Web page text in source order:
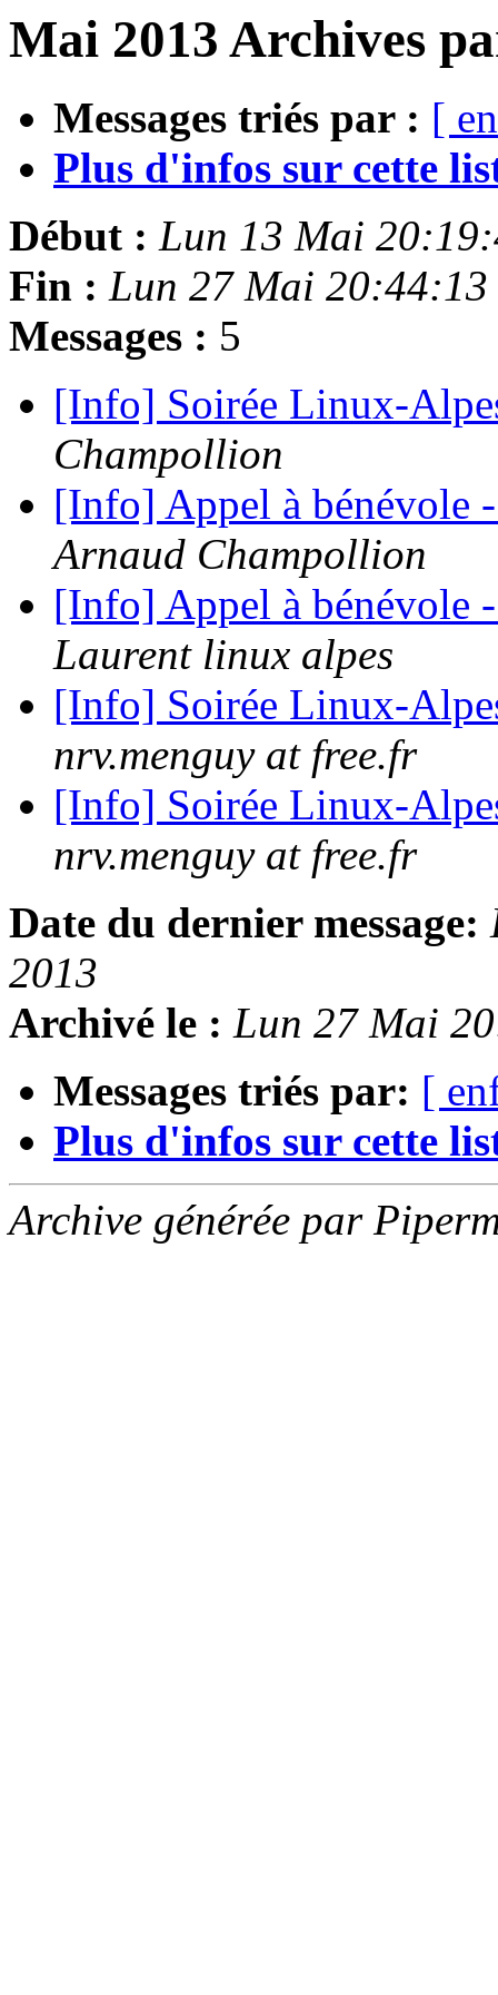
Mai 2013 Archives
Messages triés par : [
Plus d'infos sur cette
Début : Lun 13 Mai
Fin : Lun 27 Mai 20:44:13
Messages : 5
[Info] Soirée Linux-
Champollion
[Info] Appel à bénévole
Arnaud Champollion
[Info] Appel à bénévole
Laurent linux alpes
[Info] Soirée Linux-
nrv.menguy at free.fr
[Info] Soirée Linux-
nrv.menguy at free.fr
Date du dernier message:
2013
Archivé le : Lun 27 Mai
Messages triés par: [
Plus d'infos sur cette
Archive générée par